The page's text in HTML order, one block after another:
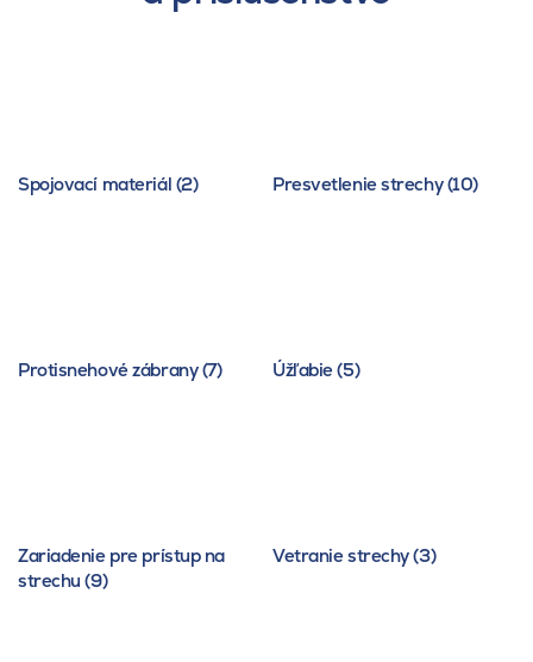
Spojovací materiál (2) Presvetlenie strechy (10)
Protisnehové zábrany (7) Úžľabie (5)
Zariadenie pre prístup na
strechu (9)
Vetranie strechy (3)